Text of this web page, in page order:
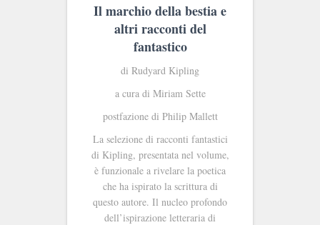
Il marchio della bestia e
altri racconti del
fantastico
di Rudyard Kipling
a cura di Miriam Sette
postfazione di Philip Mallett
La selezione di racconti fantastici
di Kipling, presentata nel volume,
è funzionale a rivelare la poetica
che ha ispirato la scrittura di
questo autore. Il nucleo profondo
dell’ispirazione letteraria di